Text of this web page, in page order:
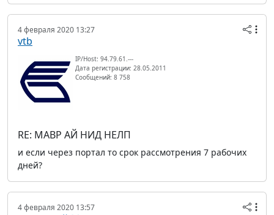
4 февраля 2020 13:27
vtb
IP/Host: 94.79.61.---
Дата регистрации: 28.05.2011
Сообщений: 8 758
RE: МАВР АЙ НИД НЕЛП
и если через портал то срок рассмотрения 7 рабочих
дней?
4 февраля 2020 13:57